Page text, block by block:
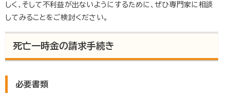
しく、そして不利益が出ないようにするために、ぜひ専門家に相談
してみることをご検討ください。
死亡一時金の請求手続き
必要書類